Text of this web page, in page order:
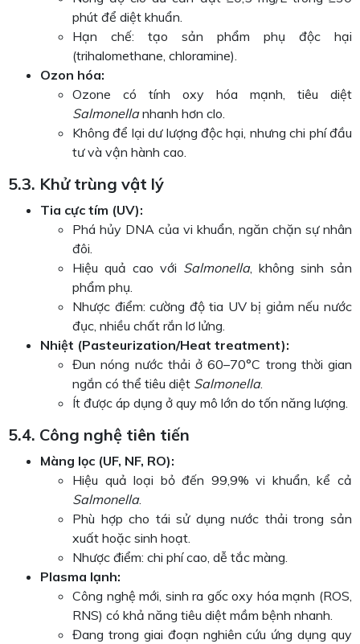
phút để diệt khuẩn.
Hạn chế: tạo sản phẩm phụ độc hại
(trihalomethane, chloramine).
Ozon hóa:
Ozone có tính oxy hóa mạnh, tiêu diệt
Salmonellanhanh hơn clo.
Không để lại dư lượng độc hại, nhưng chi phí đầu
tư và vận hành cao.
5.3. Khử trùng vật lý
Tia cực tím (UV):
Phá hủy DNA của vi khuẩn, ngăn chặn sự nhân
đôi.
Hiệu quả cao với Salmonella, không sinh sản
phẩm phụ.
Nhược điểm: cường độ tia UV bị giảm nếu nước
đục, nhiều chất rắn lơ lửng.
Nhiệt (Pasteurization/Heat treatment):
Đun nóng nước thải ở 60–70°C trong thời gian
ngắn có thể tiêu diệt Salmonella.
Ít được áp dụng ở quy mô lớn do tốn năng lượng.
5.4. Công nghệ tiên tiến
Màng lọc (UF, NF, RO):
Hiệu quả loại bỏ đến 99,9% vi khuẩn, kể cả
Salmonella.
Phù hợp cho tái sử dụng nước thải trong sản
xuất hoặc sinh hoạt.
Nhược điểm: chi phí cao, dễ tắc màng.
Plasma lạnh:
Công nghệ mới, sinh ra gốc oxy hóa mạnh (ROS,
RNS) có khả năng tiêu diệt mầm bệnh nhanh.
Đang trong giai đoạn nghiên cứu ứng dụng quy